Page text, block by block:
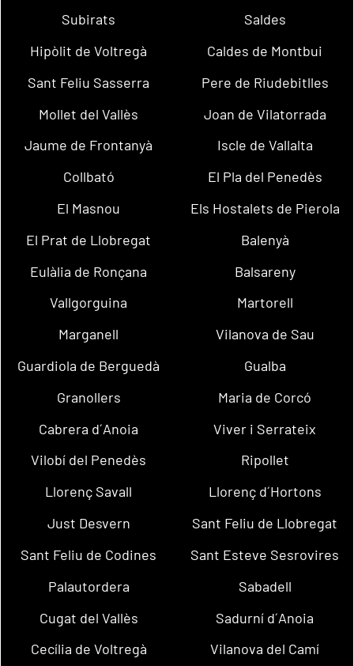
Subirats
Saldes
Hipòlit de Voltregà
Caldes de Montbui
Sant Feliu Sasserra
Pere de Riudebitlles
Mollet del Vallès
Joan de Vilatorrada
Jaume de Frontanyà
Iscle de Vallalta
Collbató
El Pla del Penedès
El Masnou
Els Hostalets de Pierola
El Prat de Llobregat
Balenyà
Eulàlia de Ronçana
Balsareny
Vallgorguina
Martorell
Marganell
Vilanova de Sau
Guardiola de Berguedà
Gualba
Granollers
Maria de Corcó
Cabrera d´Anoia
Viver i Serrateix
Vilobí del Penedès
Ripollet
Llorenç Savall
Llorenç d´Hortons
Just Desvern
Sant Feliu de Llobregat
Sant Feliu de Codines
Sant Esteve Sesrovires
Palautordera
Sabadell
Cugat del Vallès
Sadurní d´Anoia
Cecília de Voltregà
Vilanova del Camí